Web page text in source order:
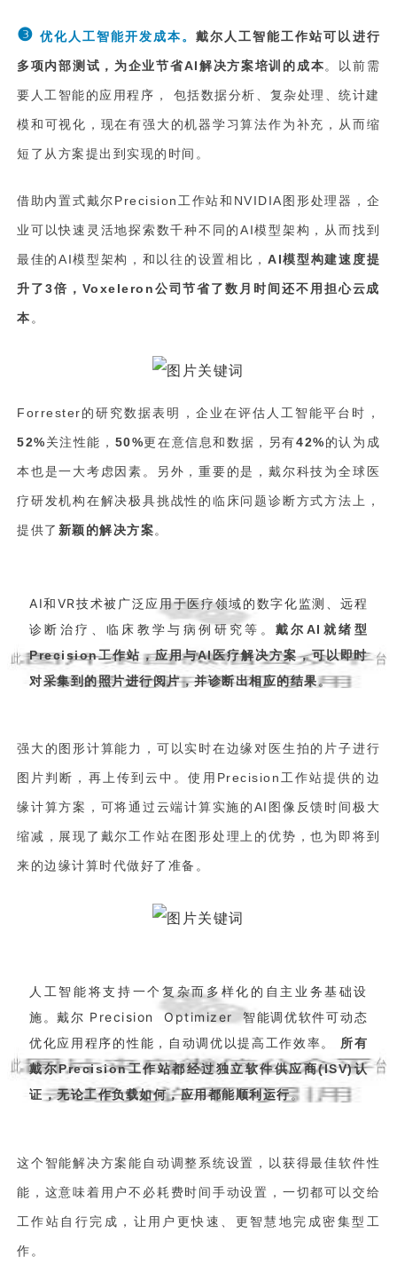
❸ 优化人工智能开发成本。戴尔人工智能工作站可以进行
多项内部测试，为企业节省AI解决方案培训的成本。以前需
要人工智能的应用程序， 包括数据分析、复杂处理、统计建
模和可视化，现在有强大的机器学习算法作为补充，从而缩
短了从方案提出到实现的时间。
借助内置式戴尔Precision工作站和NVIDIA图形处理器，企
业可以快速灵活地探索数千种不同的AI模型架构，从而找到
最佳的AI模型架构，和以往的设置相比，AI模型构建速度提
升了3倍，Voxeleron公司节省了数月时间还不用担心云成
本。
Forrester的研究数据表明，企业在评估人工智能平台时，
52%关注性能， 50%更在意信息和数据，另有42%的认为成
本也是一大考虑因素。另外，重要的是，戴尔科技为全球医
疗研发机构在解决极具挑战性的临床问题诊断方式方法上，
提供了 新颖的解决方案。
AI和VR技术被广泛应用于医疗领域的数字化监测、远程
诊断治疗、临床教学与病例研究等。戴尔AI就绪型
Precision工作站，应用与AI医疗解决方案，可以即时
对采集到的照片进行阅片，并诊断出相应的结果。
强大的图形计算能力，可以实时在边缘对医生拍的片子进行
图片判断，再上传到云中。使用Precision工作站提供的边
缘计算方案，可将通过云端计算实施的AI图像反馈时间极大
缩减，展现了戴尔工作站在图形处理上的优势，也为即将到
来的边缘计算时代做好了准备。
人工智能将支持一个复杂而多样化的自主业务基础设
施。戴尔 Precision Optimizer 智能调优软件可动态
优化应用程序的性能，自动调优以提高工作效率。
所有
戴尔Precision工作站都经过独立软件供应商(ISV)认
证，无论工作负载如何，应用都能顺利运行。
这个智能解决方案能自动调整系统设置，以获得最佳软件性
能，这意味着用户不必耗费时间手动设置，一切都可以交给
工作站自行完成，让用户更快速、更智慧地完成密集型工
作。